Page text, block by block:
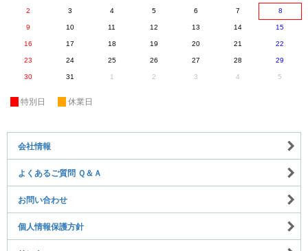
2 3 4 5 6 7 8
9 10 11 12 13 14 15
16 17 18 19 20 21 22
23 24 25 26 27 28 29
30 31 1 2 3 4 5
特別日 休業日
会社情報
よくあるご質問 Ｑ＆Ａ
お問い合わせ
個人情報保護方針